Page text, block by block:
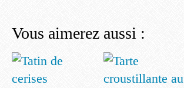
Vous aimerez aussi :